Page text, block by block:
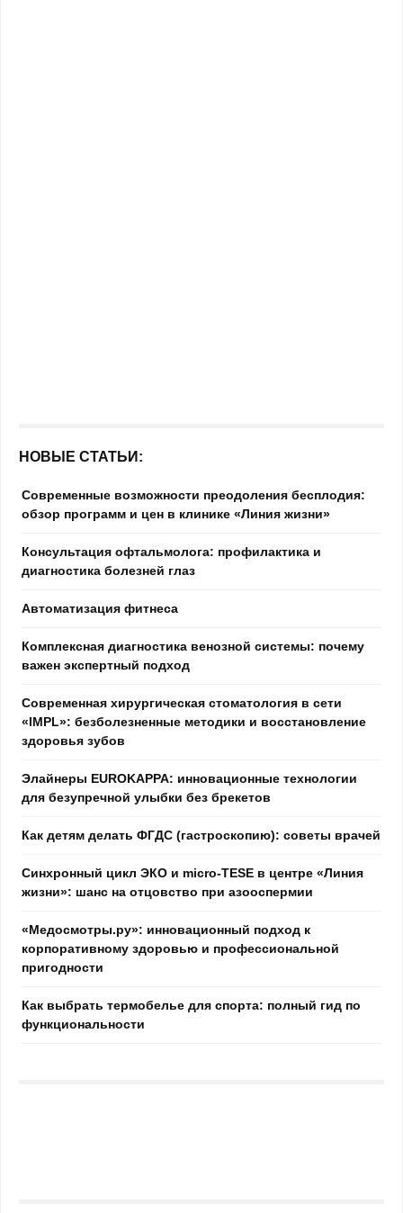
НОВЫЕ СТАТЬИ:
Современные возможности преодоления бесплодия:
обзор программ и цен в клинике «Линия жизни»
Консультация офтальмолога: профилактика и
диагностика болезней глаз
Автоматизация фитнеса
Комплексная диагностика венозной системы: почему
важен экспертный подход
Современная хирургическая стоматология в сети
«IMPL»: безболезненные методики и восстановление
здоровья зубов
Элайнеры EUROKAPPA: инновационные технологии
для безупречной улыбки без брекетов
Как детям делать ФГДС (гастроскопию): советы врачей
Синхронный цикл ЭКО и micro-TESE в центре «Линия
жизни»: шанс на отцовство при азооспермии
«Медосмотры.ру»: инновационный подход к
корпоративному здоровью и профессиональной
пригодности
Как выбрать термобелье для спорта: полный гид по
функциональности